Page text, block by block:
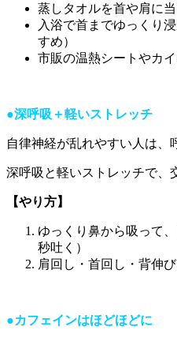
蒸しタオルを首や肩に
入浴で首までゆっくり
すめ）
市販の温熱シートやカ
●深呼吸＋軽いストレッチ
自律神経が乱れやすい人は、
深呼吸と軽いストレッチで、
【やり方】
ゆっくり鼻から吸って
秒吐く）
肩回し・首回し・背伸
●カフェインはほどほどに